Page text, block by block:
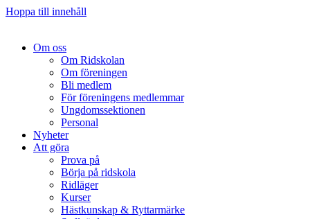
Hoppa till innehåll
Om oss
Om Ridskolan
Om föreningen
Bli medlem
För föreningens medlemmar
Ungdomssektionen
Personal
Nyheter
Att göra
Prova på
Börja på ridskola
Ridläger
Kurser
Hästkunskap & Ryttarmärke